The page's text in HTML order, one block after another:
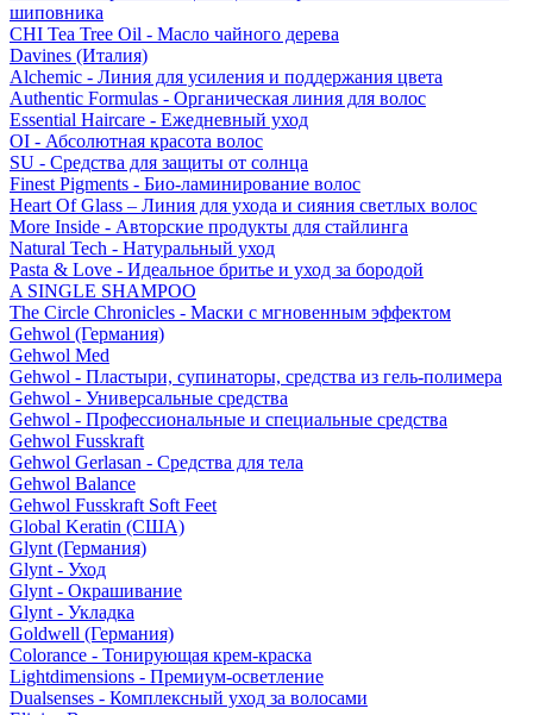
шиповника
CHI Tea Tree Oil - Масло чайного дерева
Davines (Италия)
Alchemic - Линия для усиления и поддержания цвета
Authentic Formulas - Органическая линия для волос
Essential Haircare - Eжедневный уход
OI - Абсолютная красота волос
SU - Средства для защиты от солнца
Finest Pigments - Био-ламинирование волос
Heart Of Glass – Линия для ухода и сияния светлых волос
More Inside - Авторские продукты для стайлинга
Natural Tech - Натуральный уход
Pasta & Love - Идеальное бритье и уход за бородой
A SINGLE SHAMPOO
The Circle Chronicles - Маски с мгновенным эффектом
Gehwol (Германия)
Gehwol Med
Gehwol - Пластыри, супинаторы, средства из гель-полимера
Gehwol - Универсальные средства
Gehwol - Профессиональные и специальные средства
Gehwol Fusskraft
Gehwol Gerlasan - Средства для тела
Gehwol Balance
Gehwol Fusskraft Soft Feet
Global Keratin (США)
Glynt (Германия)
Glynt - Уход
Glynt - Окрашивание
Glynt - Укладка
Goldwell (Германия)
Colorance - Тонирующая крем-краска
Lightdimensions - Премиум-осветление
Dualsenses - Комплексный уход за волосами